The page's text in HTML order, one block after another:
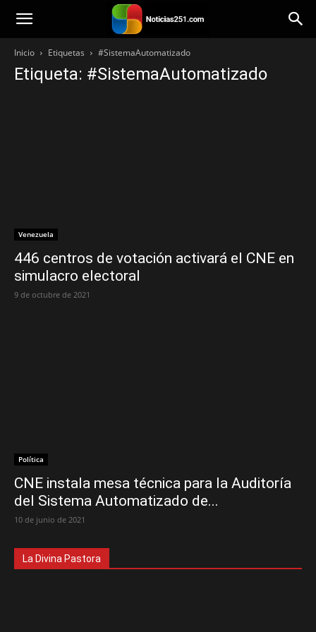
Noticias251
Inicio Etiquetas #SistemaAutomatizado
Etiqueta: #SistemaAutomatizado
Venezuela
446 centros de votación activará el CNE en
simulacro electoral
9 de octubre de 2021
Política
CNE instala mesa técnica para la Auditoría
del Sistema Automatizado de...
10 de junio de 2021
La Divina Pastora